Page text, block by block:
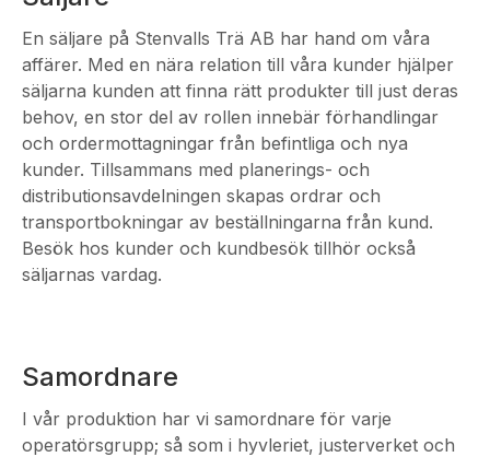
En säljare på Stenvalls Trä AB har hand om våra
affärer. Med en nära relation till våra kunder hjälper
säljarna kunden att finna rätt produkter till just deras
behov, en stor del av rollen innebär förhandlingar
och ordermottagningar från befintliga och nya
kunder. Tillsammans med planerings- och
distributionsavdelningen skapas ordrar och
transportbokningar av beställningarna från kund.
Besök hos kunder och kundbesök tillhör också
säljarnas vardag.
Samordnare
I vår produktion har vi samordnare för varje
operatörsgrupp; så som i hyvleriet, justerverket och